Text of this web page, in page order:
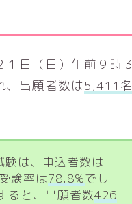
日（日）午前９時
、出願者数は 5,411名
は、申込者数は
験率は78.8%でし
ると、出願者数426